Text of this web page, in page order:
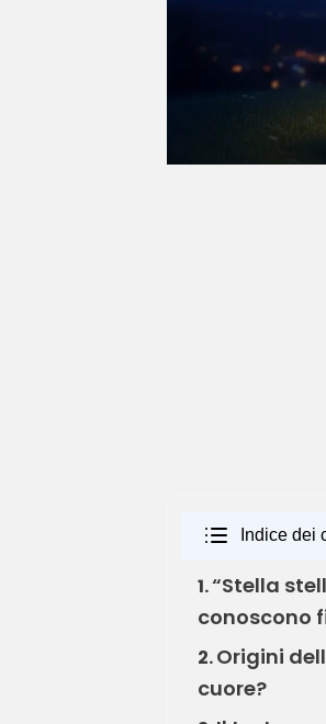
Indice dei
1.“Stella
conoscono
2.Origini
cuore?